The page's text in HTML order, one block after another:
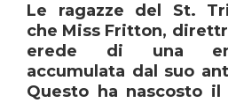
Le ragazze del St.
che Miss Fritton,
erede di una
accumulata dal suo
Questo ha nascosto